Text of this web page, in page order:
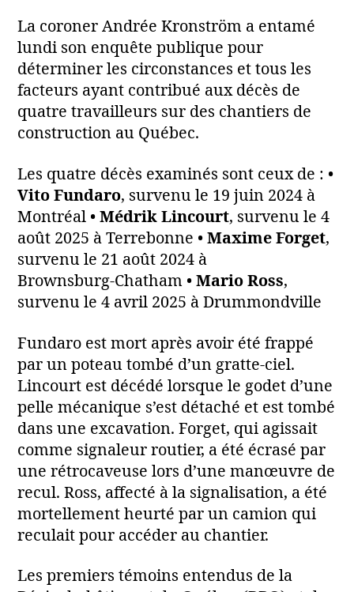
La coroner Andrée Kronström a entamé
lundi son enquête publique pour
déterminer les circonstances et tous les
facteurs ayant contribué aux décès de
quatre travailleurs sur des chantiers de
construction au Québec.
Les quatre décès examinés sont ceux de : •
Vito Fundaro, survenu le 19 juin 2024 à
Montréal • Médrik Lincourt, survenu le 4
août 2025 à Terrebonne • Maxime Forget,
survenu le 21 août 2024 à
Brownsburg‑Chatham • Mario Ross,
survenu le 4 avril 2025 à Drummondville
Fundaro est mort après avoir été frappé
par un poteau tombé d’un gratte‑ciel.
Lincourt est décédé lorsque le godet d’une
pelle mécanique s’est détaché et est tombé
dans une excavation. Forget, qui agissait
comme signaleur routier, a été écrasé par
une rétrocaveuse lors d’une manœuvre de
recul. Ross, affecté à la signalisation, a été
mortellement heurté par un camion qui
reculait pour accéder au chantier.
Les premiers témoins entendus de la